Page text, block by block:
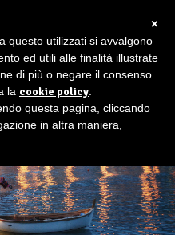
×
questo utilizzati si avvalgono
ed utili alle finalità illustrate
di più o negare il consenso
la cookie policy
questa pagina, cliccando
in altra maniera,